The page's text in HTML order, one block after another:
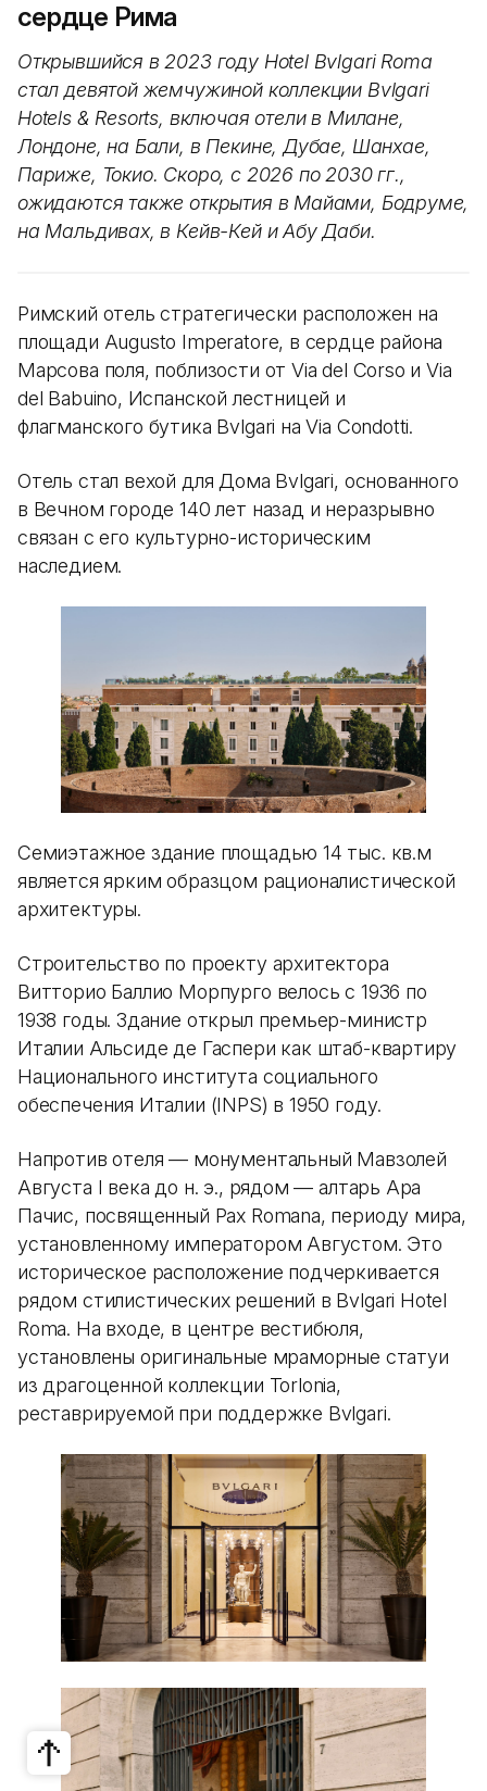
сердце Рима
Открывшийся в 2023 году Hotel Bvlgari Roma
стал девятой жемчужиной коллекции Bvlgari
Hotels & Resorts, включая отели в Милане,
Лондоне, на Бали, в Пекине, Дубае, Шанхае,
Париже, Токио. Скоро, с 2026 по 2030 гг.,
ожидаются также открытия в Майами, Бодруме,
на Мальдивах, в Кейв-Кей и Абу Даби.
Римский отель стратегически расположен на
площади Augusto Imperatore, в сердце района
Марсова поля, поблизости от Via del Corso и Via
del Babuino, Испанской лестницей и
флагманского бутика Bvlgari на Via Condotti.
Отель стал вехой для Дома Bvlgari, основанного
в Вечном городе 140 лет назад и неразрывно
связан с его культурно-историческим
наследием.
Семиэтажное здание площадью 14 тыс. кв.м
является ярким образцом рационалистической
архитектуры.
Строительство по проекту архитектора
Витторио Баллио Морпурго велось с 1936 по
1938 годы. Здание открыл премьер-министр
Италии Альсиде де Гаспери как штаб-квартиру
Национального института социального
обеспечения Италии (INPS) в 1950 году.
Напротив отеля — монументальный Мавзолей
Августа I века до н. э., рядом — алтарь Ара
Пачис, посвященный Pax Romana, периоду мира,
установленному императором Августом. Это
историческое расположение подчеркивается
рядом стилистических решений в Bvlgari Hotel
Roma. На входе, в центре вестибюля,
установлены оригинальные мраморные статуи
из драгоценной коллекции Torlonia,
реставрируемой при поддержке Bvlgari.